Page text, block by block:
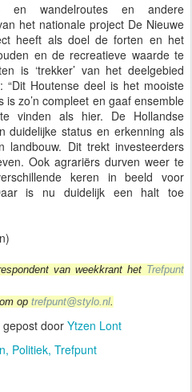
en wandelroutes en andere
het nationale project De Nieuwe
heeft als doel de forten en het
en de recreatieve waarde te
is ‘trekker’ van het deelgebied
“Dit Houtense deel is het mooiste
zo’n compleet en gaaf ensemble
vinden als hier. De Hollandse
duidelijke status en erkenning als
landbouw. Dit trekt investeerders
Ook agrariërs durven weer te
keren in beeld voor
is nu duidelijk een halt toe
van weekkrant het Trefpunt
op trefpunt@stylo.nl.
gepost door Ytzen Lont
Politiek Trefpunt